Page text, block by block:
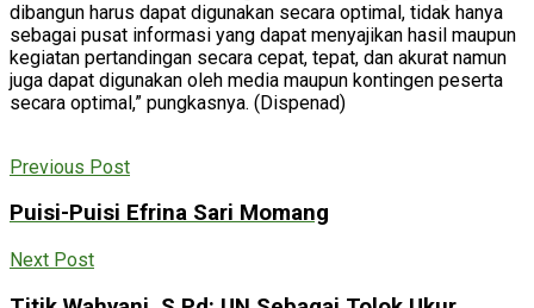
dibangun harus dapat digunakan secara optimal, tidak hanya
sebagai pusat informasi yang dapat menyajikan hasil maupun
kegiatan pertandingan secara cepat, tepat, dan akurat namun
juga dapat digunakan oleh media maupun kontingen peserta
secara optimal,” pungkasnya. (Dispenad)
Previous Post
Puisi-Puisi Efrina Sari Momang
Next Post